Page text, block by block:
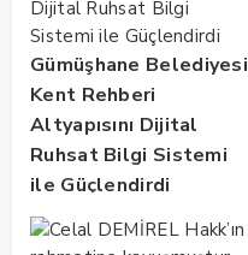
Gümüşhane Belediyesi
Kent Rehberi
Altyapısını Dijital
Ruhsat Bilgi Sistemi
ile Güçlendirdi